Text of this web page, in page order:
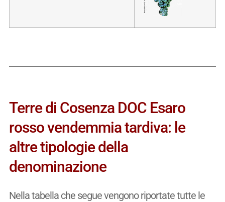
Terre di Cosenza DOC Esaro
rosso vendemmia tardiva: le
altre tipologie della
denominazione
Nella tabella che segue vengono riportate tutte le